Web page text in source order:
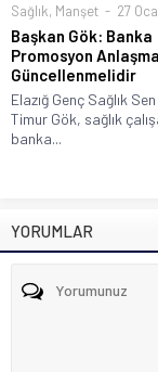
Sağlık, Manşet 27
Başkan Gök: Banka
Promosyon
Güncellenmelidir
Elazığ Genç Sağlık
Timur Gök, sağlık
banka...
YORUMLAR